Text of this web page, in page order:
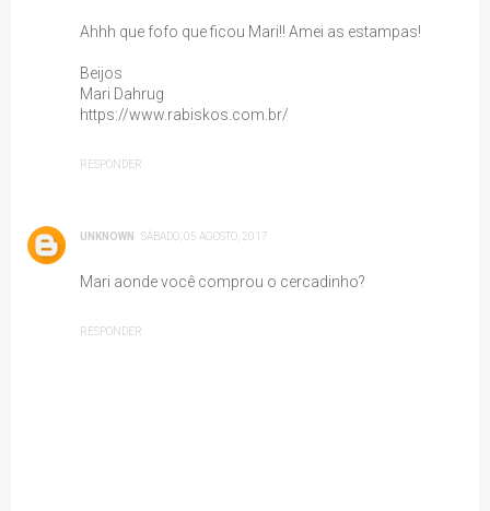
Ahhh que fofo que ficou Mari!! Amei as estampas!
Beijos
Mari Dahrug
https://www.rabiskos.com.br/
RESPONDER
UNKNOWN SÁBADO, 05 AGOSTO, 2017
Mari aonde você comprou o cercadinho?
RESPONDER